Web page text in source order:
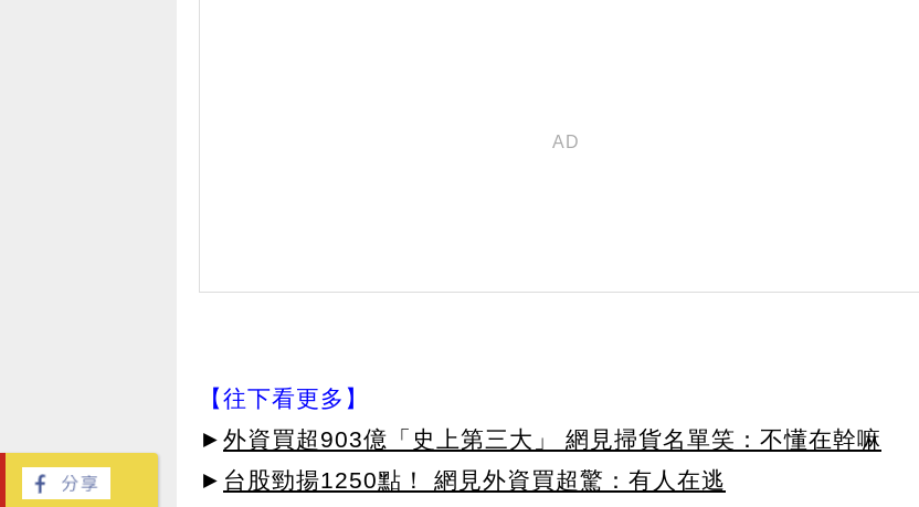
【往下看更多】
► 外資買超903億「史上第三大」 網見掃貨名單笑：不懂在幹嘛
► 台股勁揚1250點！ 網見外資買超驚：有人在逃